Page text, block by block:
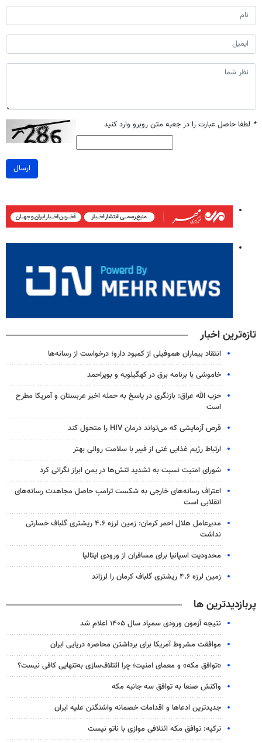
* لطفا حاصل عبارت را در جعبه متن روبرو وارد کنید
ارسال
تازه‌ترین اخبار
انتقاد بیماران هموفیلی از کمبود دارو؛ درخواست از رسانه‌ها
خاموشی با برنامه برق در کهگیلویه و بویراحمد
حزب الله عراق: بازنگری در پاسخ به حمله اخیر عربستان و آمریکا مطرح
است
قرص آزمایشی که می‌تواند درمان HIV را متحول کند
ارتباط رژیم غذایی غنی از فیبر با سلامت روانی بهتر
شورای امنیت نسبت به تشدید تنش‌ها در یمن ابراز نگرانی کرد
اعتراف رسانه‌های خارجی به شکست ترامپ حاصل مجاهدت رسانه‌های
انقلابی است
مدیرعامل هلال احمر کرمان: زمین لرزه ۴.۶ ریشتری گلباف خسارتی
نداشت
محدودیت اسپانیا برای مسافران از ورودی ایتالیا
زمین لرزه ۴.۶ ریشتری گلباف کرمان را لرزاند
پربازدیدترین ها
نتیجه آزمون ورودی سمپاد سال ۱۴۰۵ اعلام شد
موافقت مشروط آمریکا برای برداشتن محاصره دریایی ایران
«توافق مکه» و معمای امنیت؛ چرا ائتلاف‌سازی به‌تنهایی کافی نیست؟
واکنش صنعا به توافق سه جانبه مکه
جدیدترین ادعاها و اقدامات خصمانه واشنگتن علیه ایران
ترکیه: توافق مکه ائتلافی موازی با ناتو نیست